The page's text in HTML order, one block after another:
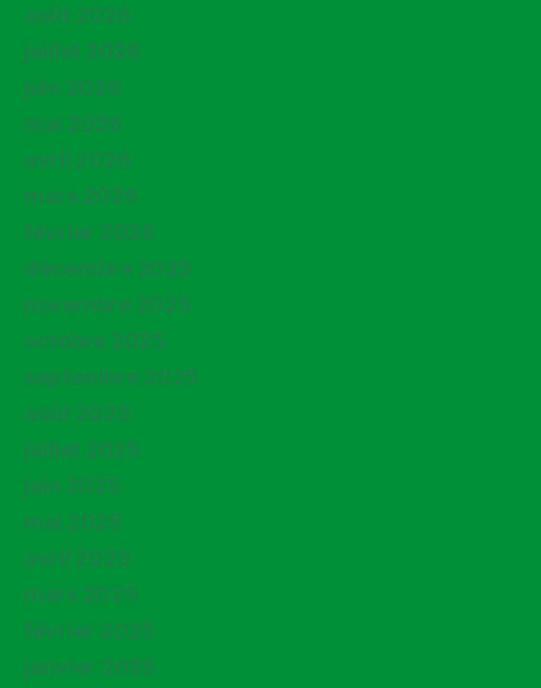
août 2026
juillet 2026
juin 2026
mai 2026
avril 2026
mars 2026
février 2026
décembre 2025
novembre 2025
octobre 2025
septembre 2025
août 2025
juillet 2025
juin 2025
mai 2025
avril 2025
mars 2025
février 2025
janvier 2025